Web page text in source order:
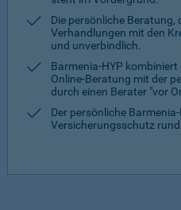
Die persönliche
Verhandlungen mit den
und unverbindlich.
Barmenia-HYP
Online-Beratung mit der
durch einen Berater "vor
Der persönliche
Versicherungsschutz